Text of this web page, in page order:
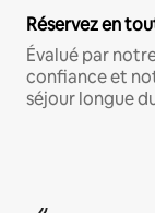
Réservez en
Évalué par
confiance et
séjour longue